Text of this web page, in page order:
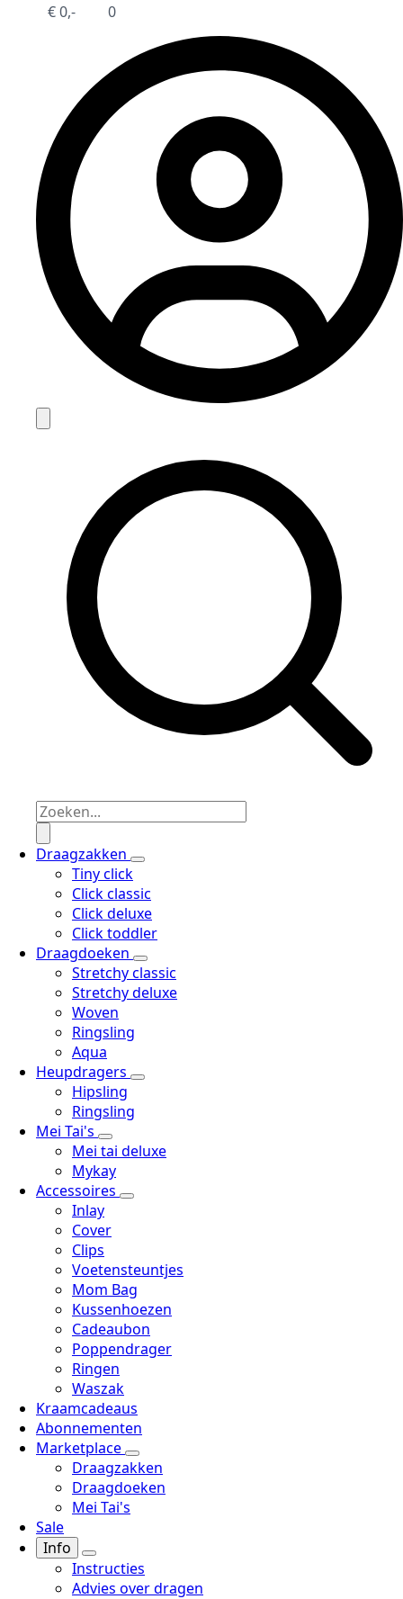
€0,- 0
Draagzakken
Tiny click
Click classic
Click deluxe
Click toddler
Draagdoeken
Stretchy classic
Stretchy deluxe
Woven
Ringsling
Aqua
Heupdragers
Hipsling
Ringsling
Mei Tai's
Mei tai deluxe
Mykay
Accessoires
Inlay
Cover
Clips
Voetensteuntjes
Mom Bag
Kussenhoezen
Cadeaubon
Poppendrager
Ringen
Waszak
Kraamcadeaus
Abonnementen
Marketplace
Draagzakken
Draagdoeken
Mei Tai's
Sale
Info
Instructies
Advies over dragen